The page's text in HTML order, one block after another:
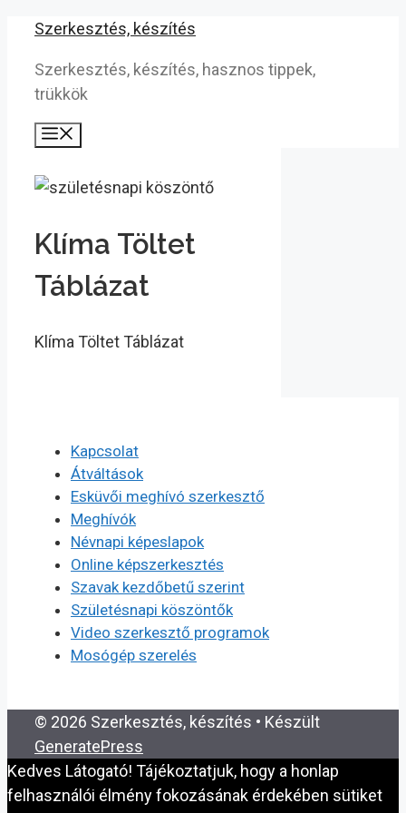
Kilépés
tartalomba
Szerkesztés, készítés
Szerkesztés, készítés, hasznos tippek,
trükkök
Klíma Töltet
Táblázat
Klíma Töltet Táblázat
Kapcsolat
Átváltások
Esküvői meghívó szerkesztő
Meghívók
Névnapi képeslapok
Online képszerkesztés
Szavak kezdőbetű szerint
Születésnapi köszöntők
Video szerkesztő programok
Mosógép szerelés
© 2026 Szerkesztés, készítés • Készült
GeneratePress
Kedves Látogató! Tájékoztatjuk, hogy a honlap
felhasználói élmény fokozásának érdekében sütiket